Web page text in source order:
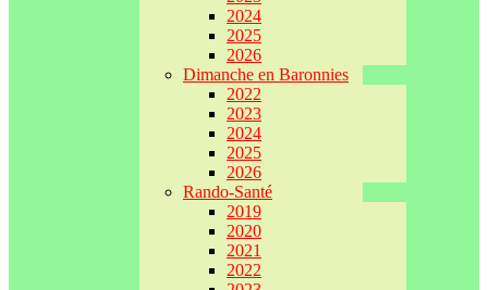
2024
2025
2026
Dimanche en Baronnies
2022
2023
2024
2025
2026
Rando-Santé
2019
2020
2021
2022